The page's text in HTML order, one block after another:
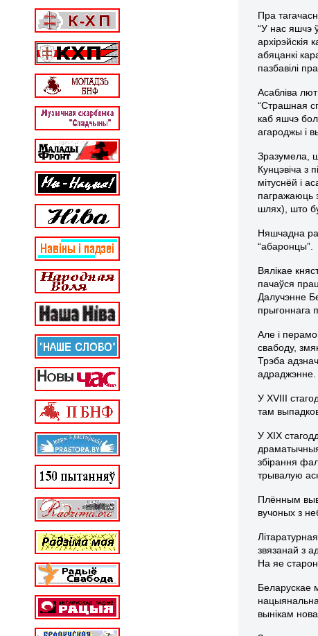
Пра
“У нас яшчэ
абяцанкі
пазбавілі
Асабліва
“Страшная
каб яшчэ
агароджы і
Зразумела,
Кунцэвіча з
мітуснёй і
пагражаюць
шлях), што
Няшчадна
“абаронцы”.
Вялікае
пачаўся
Далучэнне
прыгоннага
Але і
свабоду,
Трэба
адраджэнне.
У XVIII
там
У ХІХ
збірання
трывалую
Плённым
вучоных з
звязанай з
На яе
Беларускае
вынікам